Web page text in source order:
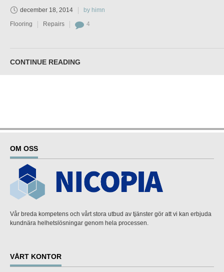
december 18, 2014
by himn
Flooring
Repairs 4
CONTINUE READING
OM OSS
Vår breda kompetens och vårt stora utbud av tjänster gör att vi kan erbjuda
kundnära helhetslösningar genom hela processen.
VÅRT KONTOR